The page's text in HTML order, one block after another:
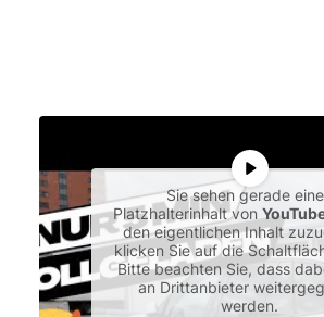
Sie sehen gerade
Platzhalterinhalt von
den eigentlichen Inhalt
klicken Sie auf die
Bitte beachten Sie, dass
an Drittanbieter
werden.